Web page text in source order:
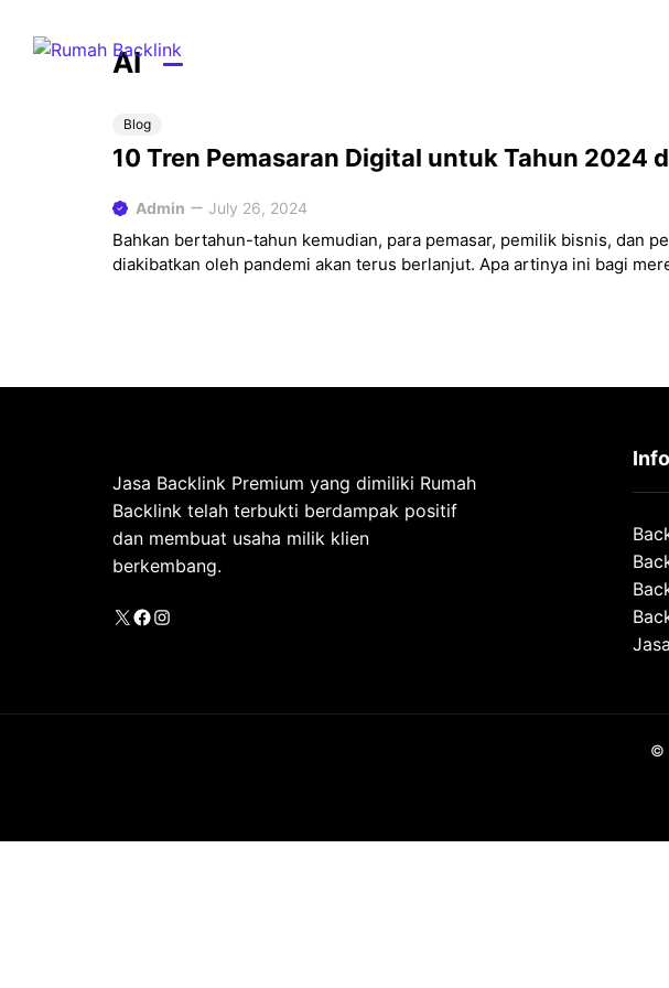
AI
Blog
10 Tren Pemasaran Digital untuk Tahun 2024
Admin July 26, 2024
Bahkan bertahun-tahun kemudian, para pemasar, pemilik bisnis, dan
diakibatkan oleh pandemi akan terus berlanjut. Apa artinya ini bagi
Jasa Backlink Premium yang dimiliki Rumah
Backlink telah terbukti berdampak positif
dan membuat usaha milik klien
berkembang.
X Facebook
Instagram
©